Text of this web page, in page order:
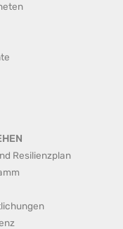
Resilienzplan